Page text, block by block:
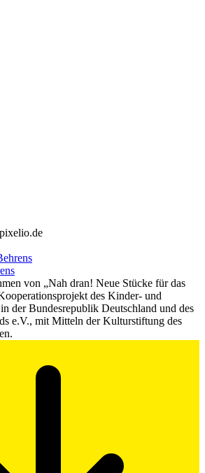
von „Nah dran! Neue Stücke für das
des Kinder- und
der Bundesrepublik Deutschland und des
e.V., mit Mitteln der Kulturstiftung des